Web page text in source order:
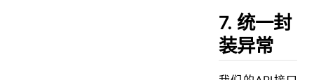
7. 统一封
装异常